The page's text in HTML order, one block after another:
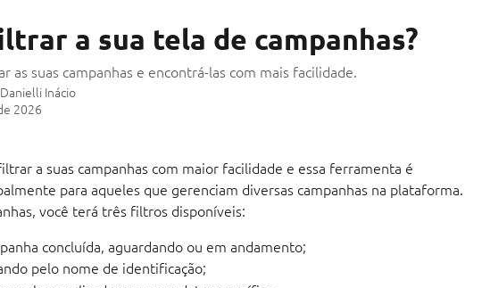
a sua tela de campanhas?
as suas campanhas e encontrá-las com mais facilidade.
Danielli Inácio
2026
a suas campanhas com maior facilidade e essa ferramenta é
para aqueles que gerenciam diversas campanhas na plataforma.
você terá três filtros disponíveis:
concluída, aguardando ou em andamento;
pelo nome de identificação;